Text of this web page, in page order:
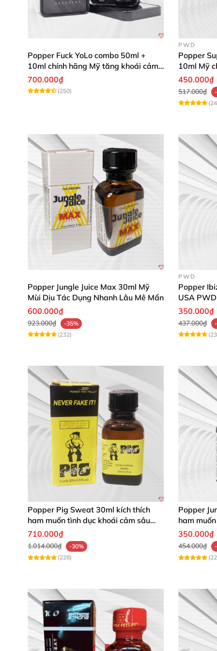
Popper Fuck YoLo combo 50ml +
10ml chính hãng Mỹ tăng khoái cảm
mạnh mẽ an toàn
700.000₫
(250)
PWD
Popper
10ml Mỹ
450.000₫
517.000₫
Popper Jungle Juice Max 30ml Mỹ
Mùi Dịu Tác Dụng Nhanh Lâu Mê Mẩn
600.000₫
923.000₫
-35%
(232)
PWD
Popper
USA PWD
350.000₫
437.000₫
Popper Pig Sweat 30ml kích thích
ham muốn tình dục khoái cảm sâu
cộng đồng LGBT
710.000₫
1.014.000₫
-30%
(228)
Popper
ham
350.000₫
454.000₫